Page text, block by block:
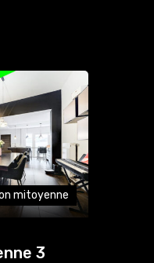
mitoyenne
3